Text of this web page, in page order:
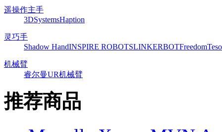
遥操作主手
3DSystemsHaption
灵巧手
Shadow HandINSPIRE ROBOTSLINKERBOTFreedom
机械臂
睿尔曼UR机械臂
推荐商品